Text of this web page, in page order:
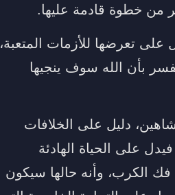
من خطوة قادمة عليها.
على تعرضها للأزمات المتعبة،
بأن الله سوف ينجيها
دليل على الخلافات
على الحياة الهادئة
فك الكرب، وأنه حالها سيكون